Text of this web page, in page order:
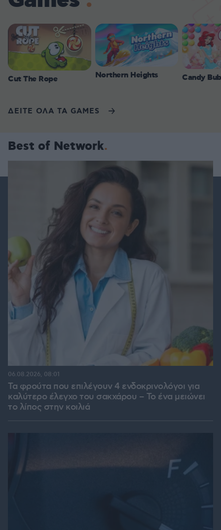
Cut The Rope Northern Heights Candy
ΔΕΙΤΕ ΟΛΑ ΤΑ GAMES
Best of Network
Τα φρούτα που επιλέγουν 4 ενδοκρινολόγοι για
καλύτερο έλεγχο του σακχάρου – Το ένα μειώνει
το λίπος στην κοιλιά
06.08.2026, 08:01